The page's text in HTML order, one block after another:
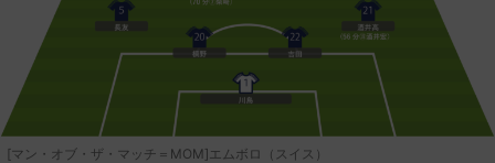
[マン・オブ・ザ・マッチ＝MOM]エムボロ（スイス）